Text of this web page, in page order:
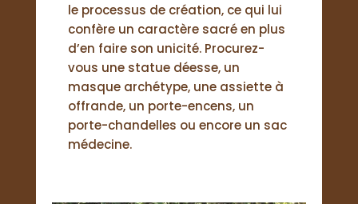
le processus de création, ce qui lui
confère un caractère sacré en plus
d’en faire son unicité. Procurez-
vous une statue déesse, un
masque archétype, une assiette à
offrande, un porte-encens, un
porte-chandelles ou encore un sac
médecine.